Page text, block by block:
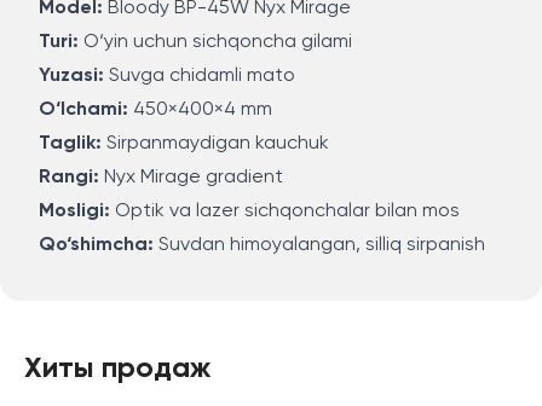
Model: Bloody BP-45W Nyx Mirage
Turi: O‘yin uchun sichqoncha gilami
Yuzasi: Suvga chidamli mato
O‘lchami: 450×400×4 mm
Taglik: Sirpanmaydigan kauchuk
Rangi: Nyx Mirage gradient
Mosligi: Optik va lazer sichqonchalar bilan mos
Qo‘shimcha: Suvdan himoyalangan, silliq sirpanish
Хиты продаж